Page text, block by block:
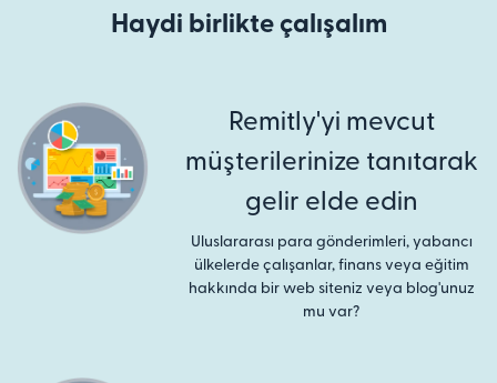
Haydi birlikte çalışalım
Remitly'yi mevcut
müşterilerinize tanıtarak
gelir elde edin
Uluslararası para gönderimleri, yabancı
ülkelerde çalışanlar, finans veya eğitim
hakkında bir web siteniz veya blog'unuz
mu var?